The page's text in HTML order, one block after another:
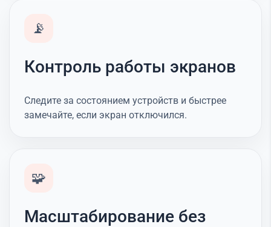
📡
Контроль работы экранов
Следите за состоянием устройств и быстрее
замечайте, если экран отключился.
🧩
Масштабирование без